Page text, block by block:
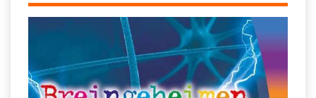
Kinderboekenweek
Kleurplaten
Mediawijsheid
AI voor het onderwijs